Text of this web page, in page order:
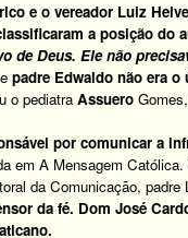
e o vereador Luiz
a posição do
de Deus. Ele não
padre Edwaldo não era
o pediatraAssuero Gomes,
por comunicar a
em A Mensagem
da Comunicação,
da fé. Dom José